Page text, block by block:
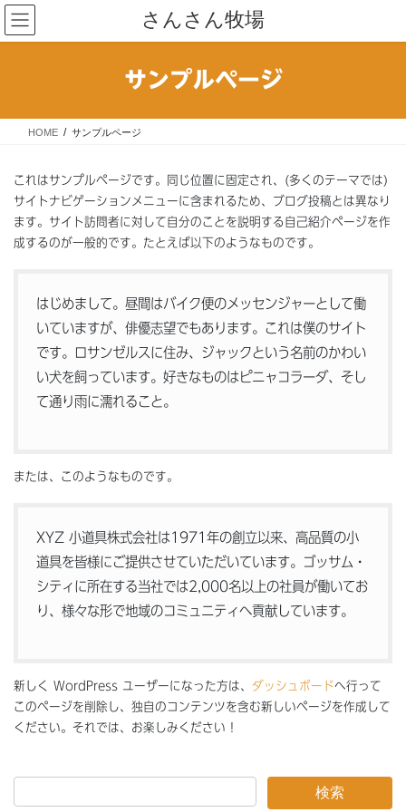
コ
ン
テ
ス
ナ
ビ
ゲ
ン
さんさん牧場
サンプルページ
HOME サンプルページ
これはサンプルページです。同じ位置に固定され、(多くのテーマでは)
サイトナビゲーションメニューに含まれるため、ブログ投稿とは異なり
ます。サイト訪問者に対して自分のことを説明する自己紹介ページを作
成するのが一般的です。たとえば以下のようなものです。
はじめまして。昼間はバイク便のメッセンジャーとして働
いていますが、俳優志望でもあります。これは僕のサイト
です。ロサンゼルスに住み、ジャックという名前のかわい
い犬を飼っています。好きなものはピニャコラーダ、そし
て通り雨に濡れること。
または、このようなものです。
XYZ 小道具株式会社は1971年の創立以来、高品質の小
道具を皆様にご提供させていただいています。ゴッサム・
シティに所在する当社では2,000名以上の社員が働いてお
り、様々な形で地域のコミュニティへ貢献しています。
新しく WordPress ユーザーになった方は、 ダッシュボードへ行って
このページを削除し、独自のコンテンツを含む新しいページを作成して
ください。それでは、お楽しみください !